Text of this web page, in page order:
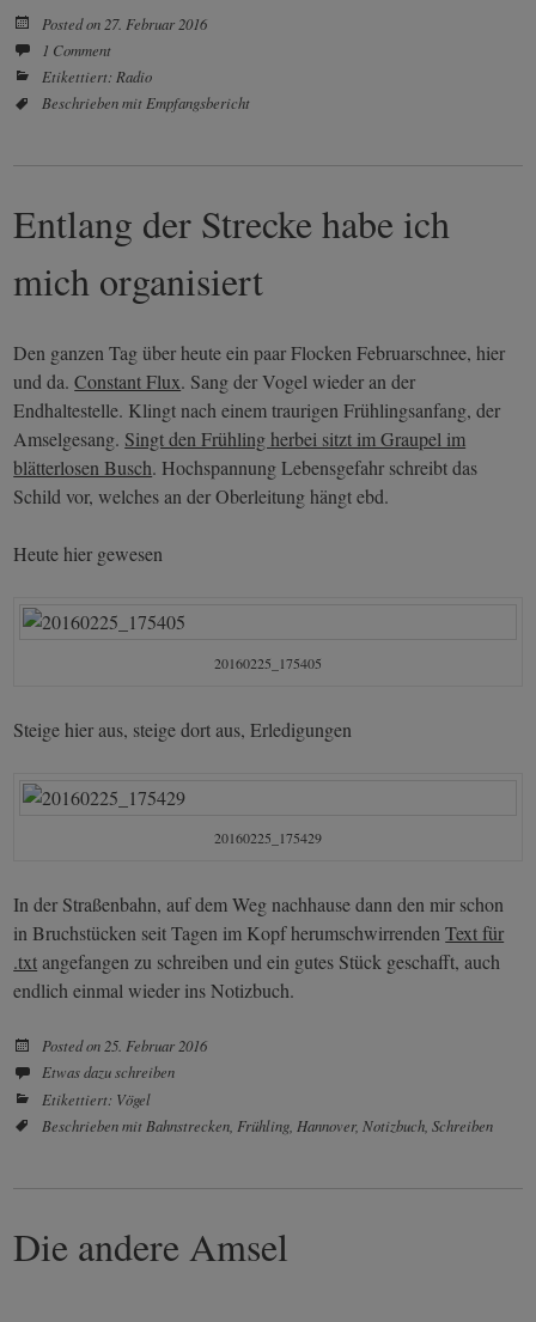
Posted on 27. Februar 2016
1 Comment
Etikettiert: Radio
Beschrieben mit Empfangsbericht
Entlang der Strecke habe ich
mich organisiert
Den ganzen Tag über heute ein paar Flocken Februarschnee, hier
und da.Constant Flux. Sang der Vogel wieder an der
Endhaltestelle. Klingt nach einem traurigen Frühlingsanfang, der
Amselgesang. Singt den Frühling herbei sitzt im Graupel im
blätterlosen Busch. Hochspannung Lebensgefahr schreibt das
Schild vor, welches an der Oberleitung hängt ebd.
Heute hier gewesen
20160225_175405
Steige hier aus, steige dort aus, Erledigungen
20160225_175429
In der Straßenbahn, auf dem Weg nachhause dann den mir schon
in Bruchstücken seit Tagen im Kopf herumschwirrendenText für
.txtangefangen zu schreiben und ein gutes Stück geschafft, auch
endlich einmal wieder ins Notizbuch.
Posted on 25. Februar 2016
Etwas dazu schreiben
Etikettiert: Vögel
Beschrieben mit Bahnstrecken Frühling Hannover, Notizbuch ,Schreiben
Die andere Amsel